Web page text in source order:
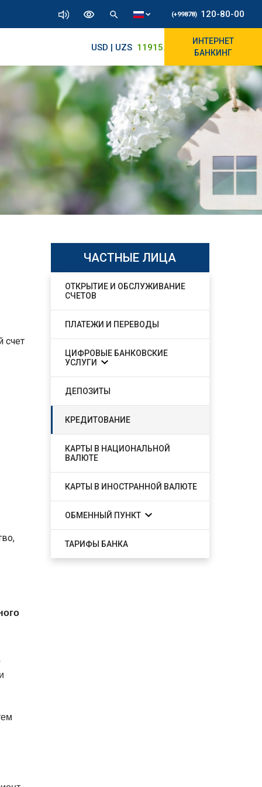
(+99878) 120-80-00
USD | UZS 11915.64 11890/12010
ИНТЕРНЕТ
БАНКИНГ
счет
ЧАСТНЫЕ ЛИЦА
ОТКРЫТИЕ И ОБСЛУЖИВАНИЕ
СЧЕТОВ
ПЛАТЕЖИ И ПЕРЕВОДЫ
ЦИФРОВЫЕ БАНКОВСКИЕ
УСЛУГИ
ДЕПОЗИТЫ
КРЕДИТОВАНИЕ
КАРТЫ В НАЦИОНАЛЬНОЙ
ВАЛЮТЕ
КАРТЫ В ИНОСТРАННОЙ ВАЛЮТЕ
ОБМЕННЫЙ ПУНКТ
ТАРИФЫ БАНКА